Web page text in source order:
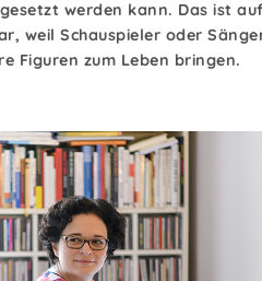
werden kann. Das ist
weil Schauspieler oder
Figuren zum Leben bringen.